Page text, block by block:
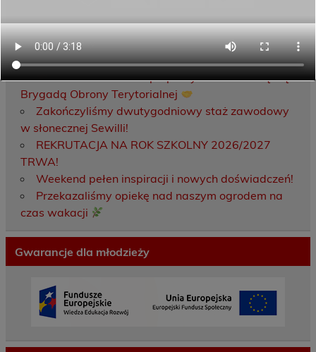
Ostatnie wpisy
Porozumienie o współpracy z 16 Dolnośląską
Brygadą Obrony Terytorialnej
Zakończyliśmy dwutygodniowy staż zawodowy
w słonecznej Sewilli!
REKRUTACJA NA ROK SZKOLNY 2026/2027
TRWA!
Weekend pełen inspiracji i nowych doświadczeń!
Przekazaliśmy opiekę nad naszym ogrodem na
czas wakacji
Gwarancje dla młodzieży